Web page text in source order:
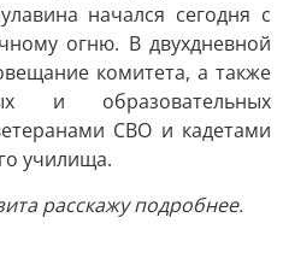
начался сегодня с
огню. В двухдневной
комитета, а также
и образовательных
СВО и кадетами
училища.
расскажу подробнее.